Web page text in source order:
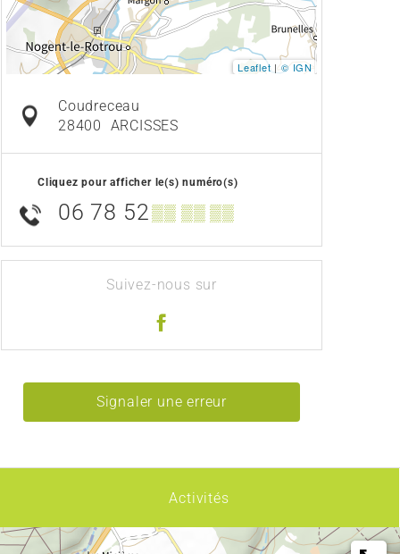
Leaflet|© IGN
Coudreceau
28400
ARCISSES
Cliquez pour afficher le(s) numéro(s)
06 78 52 ▒▒ ▒▒ ▒▒
Suivez-nous sur
Signaler une erreur
Activités